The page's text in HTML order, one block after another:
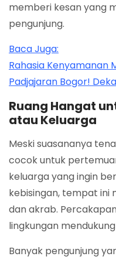
memberi kesan yang
pengunjung.
Baca Juga:
Rahasia Kenyamanan
Padjajaran Bogor!
Ruang Hangat
atau Keluarga
Meski suasananya
cocok untuk
keluarga yang ingin
kebisingan, tempat ini
dan akrab.
lingkungan
Banyak pengunjung